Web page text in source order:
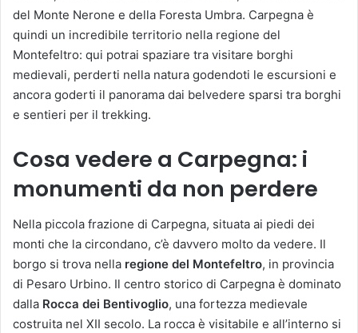
del Monte Nerone e della Foresta Umbra. Carpegna è
quindi un incredibile territorio nella regione del
Montefeltro: qui potrai spaziare tra visitare borghi
medievali, perderti nella natura godendoti le escursioni e
ancora goderti il panorama dai belvedere sparsi tra borghi
e sentieri per il trekking.
Cosa vedere a Carpegna: i
monumenti da non perdere
Nella piccola frazione di Carpegna, situata ai piedi dei
monti che la circondano, c’è davvero molto da vedere. Il
borgo si trova nella regione del Montefeltro, in provincia
di Pesaro Urbino. Il centro storico di Carpegna è dominato
dalla Rocca dei Bentivoglio, una fortezza medievale
costruita nel XII secolo. La rocca è visitabile e all’interno si